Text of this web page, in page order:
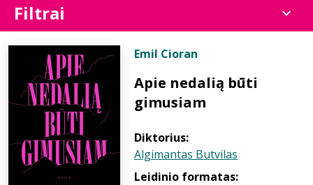
Filtrai
Emil Cioran
Apie nedalią būti
gimusiam
Diktorius:
Algimantas Butvilas
Leidinio formatas: